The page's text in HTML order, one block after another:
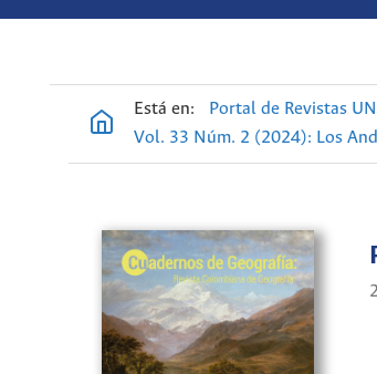
Está en: Portal de Revistas UN
Vol. 33 Núm. 2 (2024): Los